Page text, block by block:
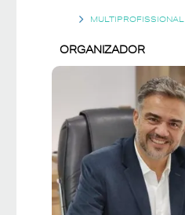
MULTIPROFISSIONAL
ORGANIZADOR